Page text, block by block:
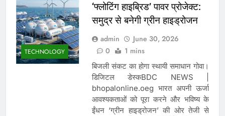
TECHNOLOGY
‘फ्लोटिंग हाइब्रिड’ पावर प्रोजेक्ट:
समुद्र से बनेगी ग्रीन हाइड्रोजन
admin
June 30, 2026
0
1 mins
बिजली संकट का होगा स्थायी समाधान गोवा।
डिजिटल डेस्कBDC NEWS |
bhopalonline.oeg भारत अपनी ऊर्जा
आवश्यकताओं को पूरा करने और भविष्य के
ईंधन ‘ग्रीन हाइड्रोजन’ की ओर तेजी से